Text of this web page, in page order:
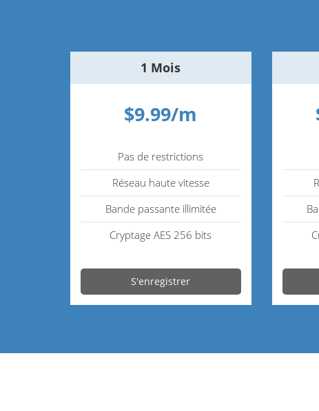
1 Mois
$9.99/m
Pas de restrictions
Réseau haute vitesse
Bande passante illimitée
Cryptage AES 256 bits
S'enregistrer